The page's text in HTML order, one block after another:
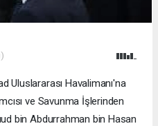
Uluslararası Havalimanı'na
ve Savunma İşlerinden
bin Abdurrahman bin Hasan